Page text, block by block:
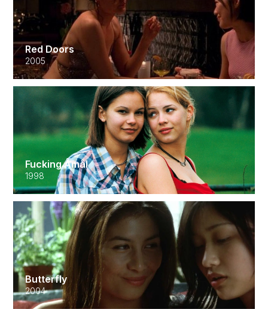
Red Doors
2005
Fucking Åmål
1998
Butterfly
2004